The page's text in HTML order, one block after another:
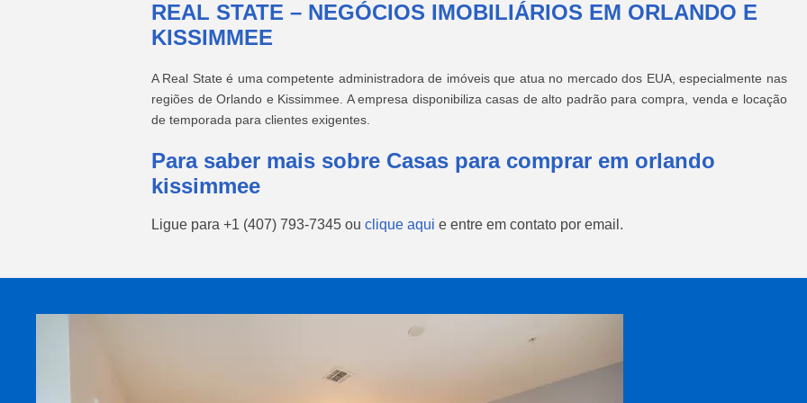
REAL STATE – NEGÓCIOS IMOBILIÁRIOS EM ORLANDO E
KISSIMMEE
A Real State é uma competente administradora de imóveis que atua no mercado dos EUA, especialmente nas
regiões de Orlando e Kissimmee. A empresa disponibiliza casas de alto padrão para compra, venda e locação
de temporada para clientes exigentes.
Para saber mais sobre Casas para comprar em orlando
kissimmee
Ligue para +1 (407) 793-7345 ou clique aqui e entre em contato por email.